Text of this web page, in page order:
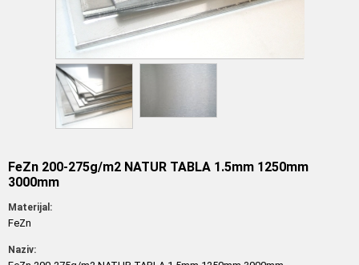
FeZn 200-275g/m2 NATUR TABLA 1.5mm 1250mm
3000mm
Materijal:
FeZn
Naziv: